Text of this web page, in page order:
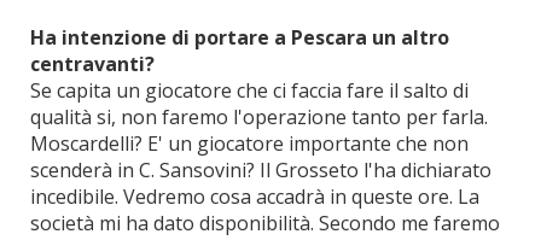
Ha intenzione di portare a Pescara un altro
centravanti?
Se capita un giocatore che ci faccia fare il salto di
qualità si, non faremo l'operazione tanto per farla.
Moscardelli? E' un giocatore importante che non
scenderà in C. Sansovini? Il Grosseto l'ha dichiarato
incedibile. Vedremo cosa accadrà in queste ore. La
società mi ha dato disponibilità. Secondo me faremo